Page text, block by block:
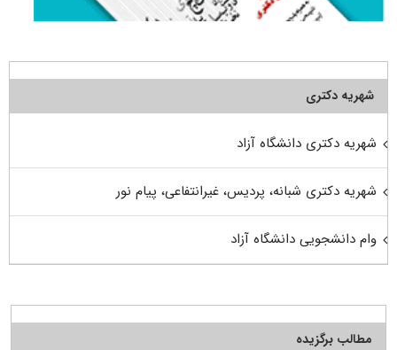
شهریه دکتری
شهریه دکتری دانشگاه آزاد
شهریه دکتری شبانه، پردیس، غیرانتفاعی، پیام نور
وام دانشجویی دانشگاه آزاد
مطالب برگزیده